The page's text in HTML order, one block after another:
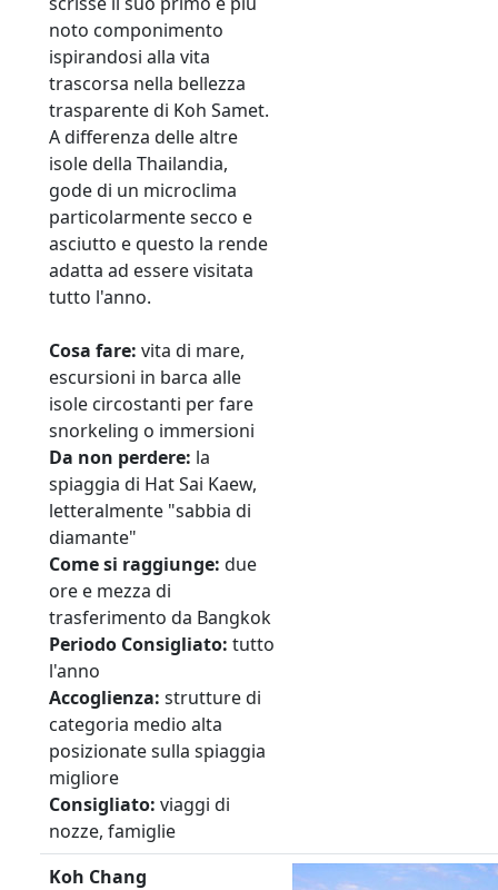
noto componimento
ispirandosi alla vita
trascorsa nella bellezza
trasparente di Koh Samet.
A differenza delle altre
isole della Thailandia,
gode di un microclima
particolarmente secco e
asciutto e questo la rende
adatta ad essere visitata
tutto l'anno.
Cosa fare: vita di mare,
escursioni in barca alle
isole circostanti per fare
snorkeling o immersioni
Da non perdere: la
spiaggia di Hat Sai Kaew,
letteralmente "sabbia di
diamante"
Come si raggiunge: due
ore e mezza di
trasferimento da Bangkok
Periodo Consigliato: tutto
l'anno
Accoglienza: strutture di
categoria medio alta
posizionate sulla spiaggia
migliore
Consigliato: viaggi di
nozze, famiglie
Koh Chang